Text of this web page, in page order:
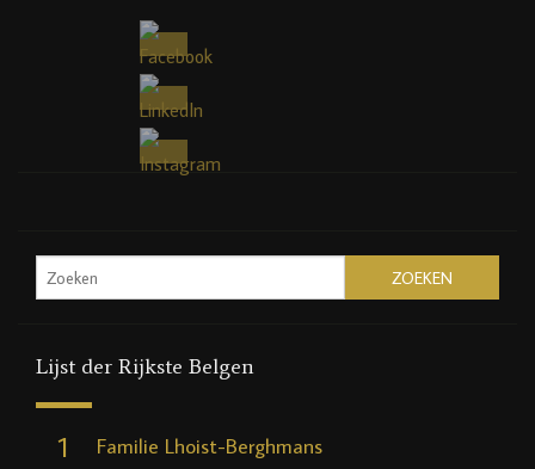
Lijst der Rijkste Belgen
1 Familie Lhoist-Berghmans